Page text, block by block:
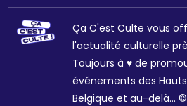
Ça C'est Culte vous
l'actualité culturelle
Toujours à ♥ de
événements des
Belgique et au-delà...